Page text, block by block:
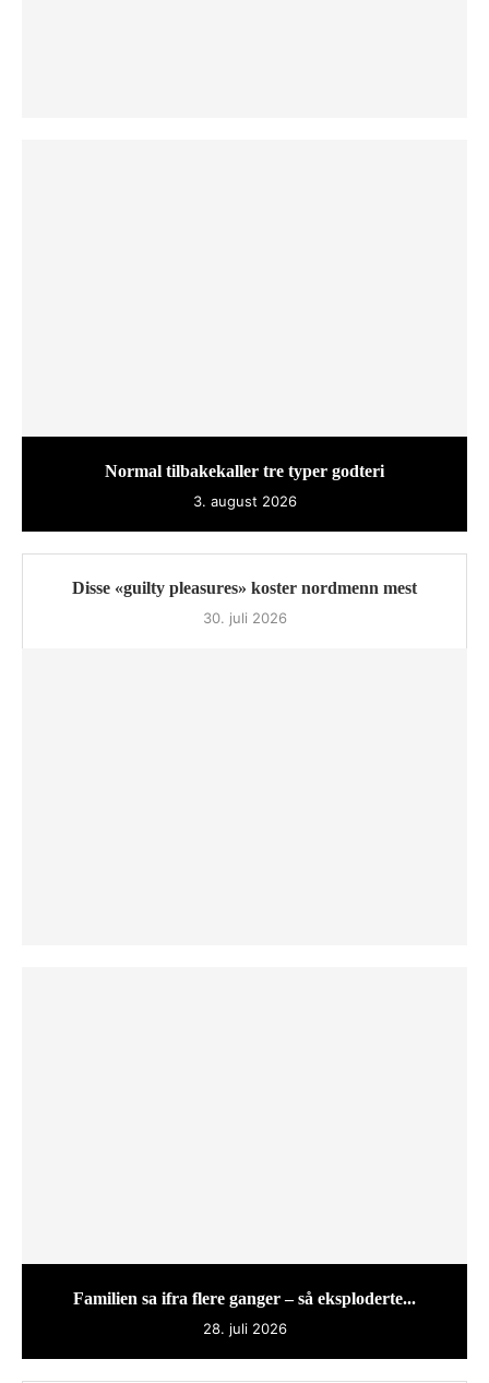
Normal tilbakekaller tre typer godteri
3. august 2026
Disse «guilty pleasures» koster nordmenn mest
30. juli 2026
Familien sa ifra flere ganger – så eksploderte...
28. juli 2026